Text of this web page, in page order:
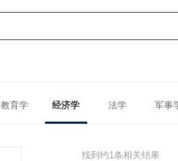
教育学 经济学 法学 军事
找到约1条相关结果